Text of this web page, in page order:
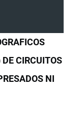
CIRCUITOS
NI